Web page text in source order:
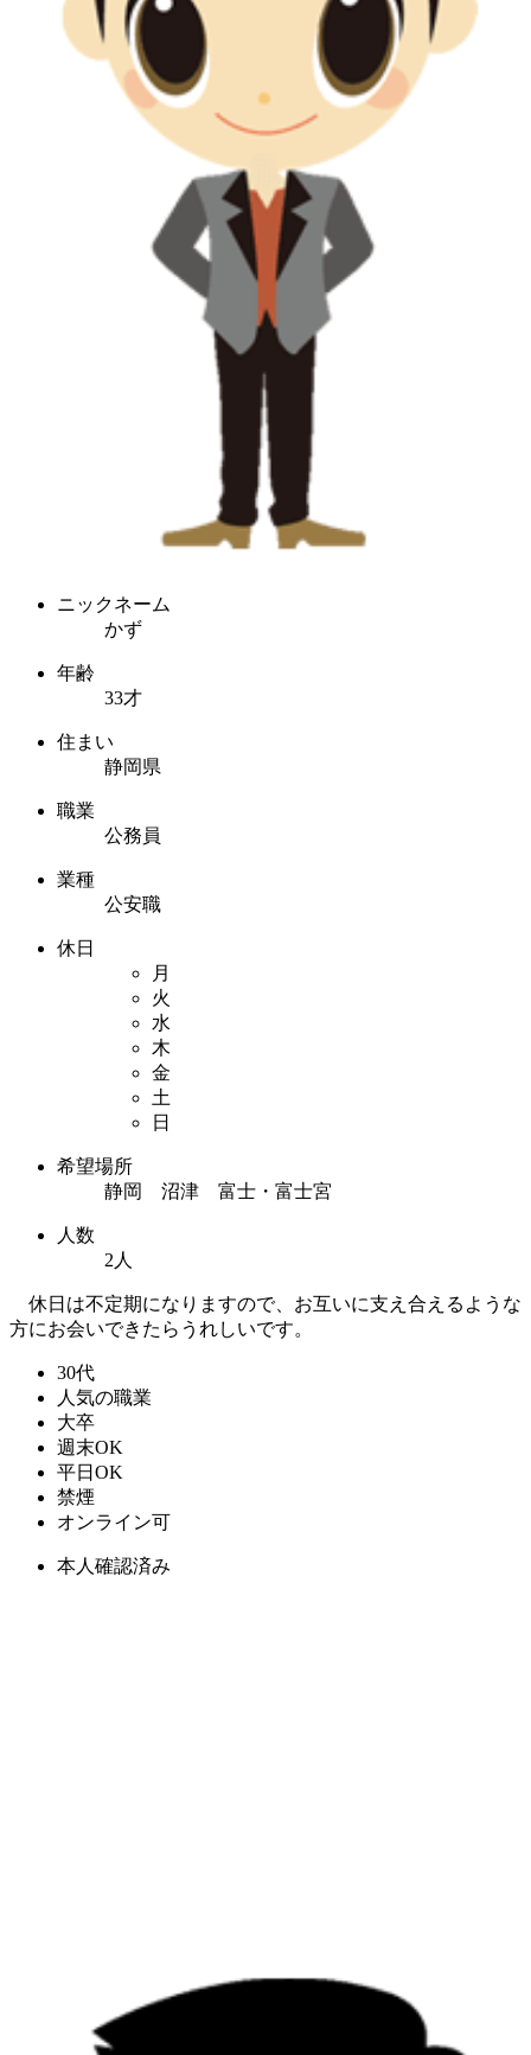
ニックネーム
かず
年齢
33才
住まい
静岡県
職業
公務員
業種
公安職
休日
月
火
水
木
金
土
日
希望場所
静岡 沼津 富士・富士宮
人数
2人
休日は不定期になりますので、お互いに支え合えるような
方にお会いできたらうれしいです。
30代
人気の職業
大卒
週末OK
平日OK
禁煙
オンライン可
本人確認済み